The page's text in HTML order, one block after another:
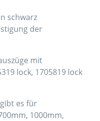
schwarz
der
mit
lock, 1705819 lock
es für
1000mm,